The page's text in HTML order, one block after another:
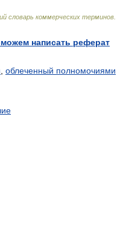
словарь коммерческих терминов
написать реферат
облеченный полномочиями